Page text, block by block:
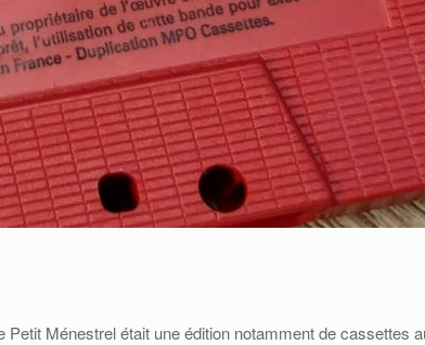
Ménestrel était une édition notamment de cassettes